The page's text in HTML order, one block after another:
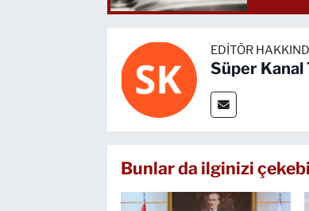
EDITÖR
Süper Kanal
Bunlar da ilginizi